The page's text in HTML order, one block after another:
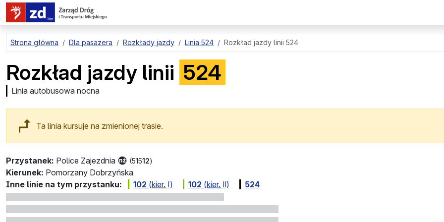
przejdź do treści strony
Strona główna Dla pasażera Rozkłady jazdy Linia 524 Rozkład jazdy linii 524
Rozkład jazdy linii 524
Linia autobusowa nocna
Ta linia kursuje na zmienionej trasie.
Przystanek: Police Zajezdnia (51512)
Kierunek: Pomorzany Dobrzyńska
Inne linie na tym przystanku:
102 (kier. Ⅰ) 102 (kier. Ⅱ) 524